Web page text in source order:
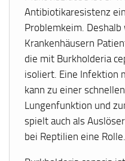
Antibiotikaresistenz
Problemkeim.
Krankenhäusern
die mit Burkholderia
isoliert. Eine Infektion
kann zu einer
Lungenfunktion und
spielt auch als
bei Reptilien eine Rolle.